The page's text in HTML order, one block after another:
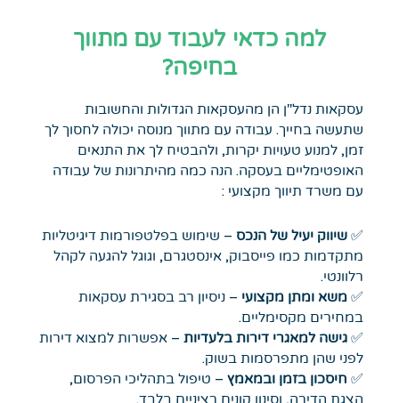
למה כדאי לעבוד עם מתווך
בחיפה?
עסקאות נדל"ן הן מהעסקאות הגדולות והחשובות
שתעשה בחייך. עבודה עם מתווך מנוסה יכולה לחסוך לך
זמן, למנוע טעויות יקרות, ולהבטיח לך את התנאים
האופטימליים בעסקה. הנה כמה מהיתרונות של עבודה
עם משרד תיווך מקצועי :
✅ שיווק יעיל של הנכס – שימוש בפלטפורמות דיגיטליות
מתקדמות כמו פייסבוק, אינסטגרם, וגוגל להגעה לקהל
רלוונטי.
✅ משא ומתן מקצועי – ניסיון רב בסגירת עסקאות
במחירים מקסימליים.
✅ גישה למאגרי דירות בלעדיות – אפשרות למצוא דירות
לפני שהן מתפרסמות בשוק.
✅ חיסכון בזמן ובמאמץ – טיפול בתהליכי הפרסום,
הצגת הדירה, וסינון קונים רציניים בלבד.